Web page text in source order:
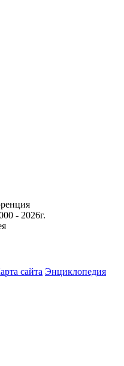
‐ 2026г.
сайта Энциклопедия